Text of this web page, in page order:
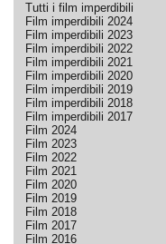
Tutti i film imperdibili
Film imperdibili 2024
Film imperdibili 2023
Film imperdibili 2022
Film imperdibili 2021
Film imperdibili 2020
Film imperdibili 2019
Film imperdibili 2018
Film imperdibili 2017
Film 2024
Film 2023
Film 2022
Film 2021
Film 2020
Film 2019
Film 2018
Film 2017
Film 2016